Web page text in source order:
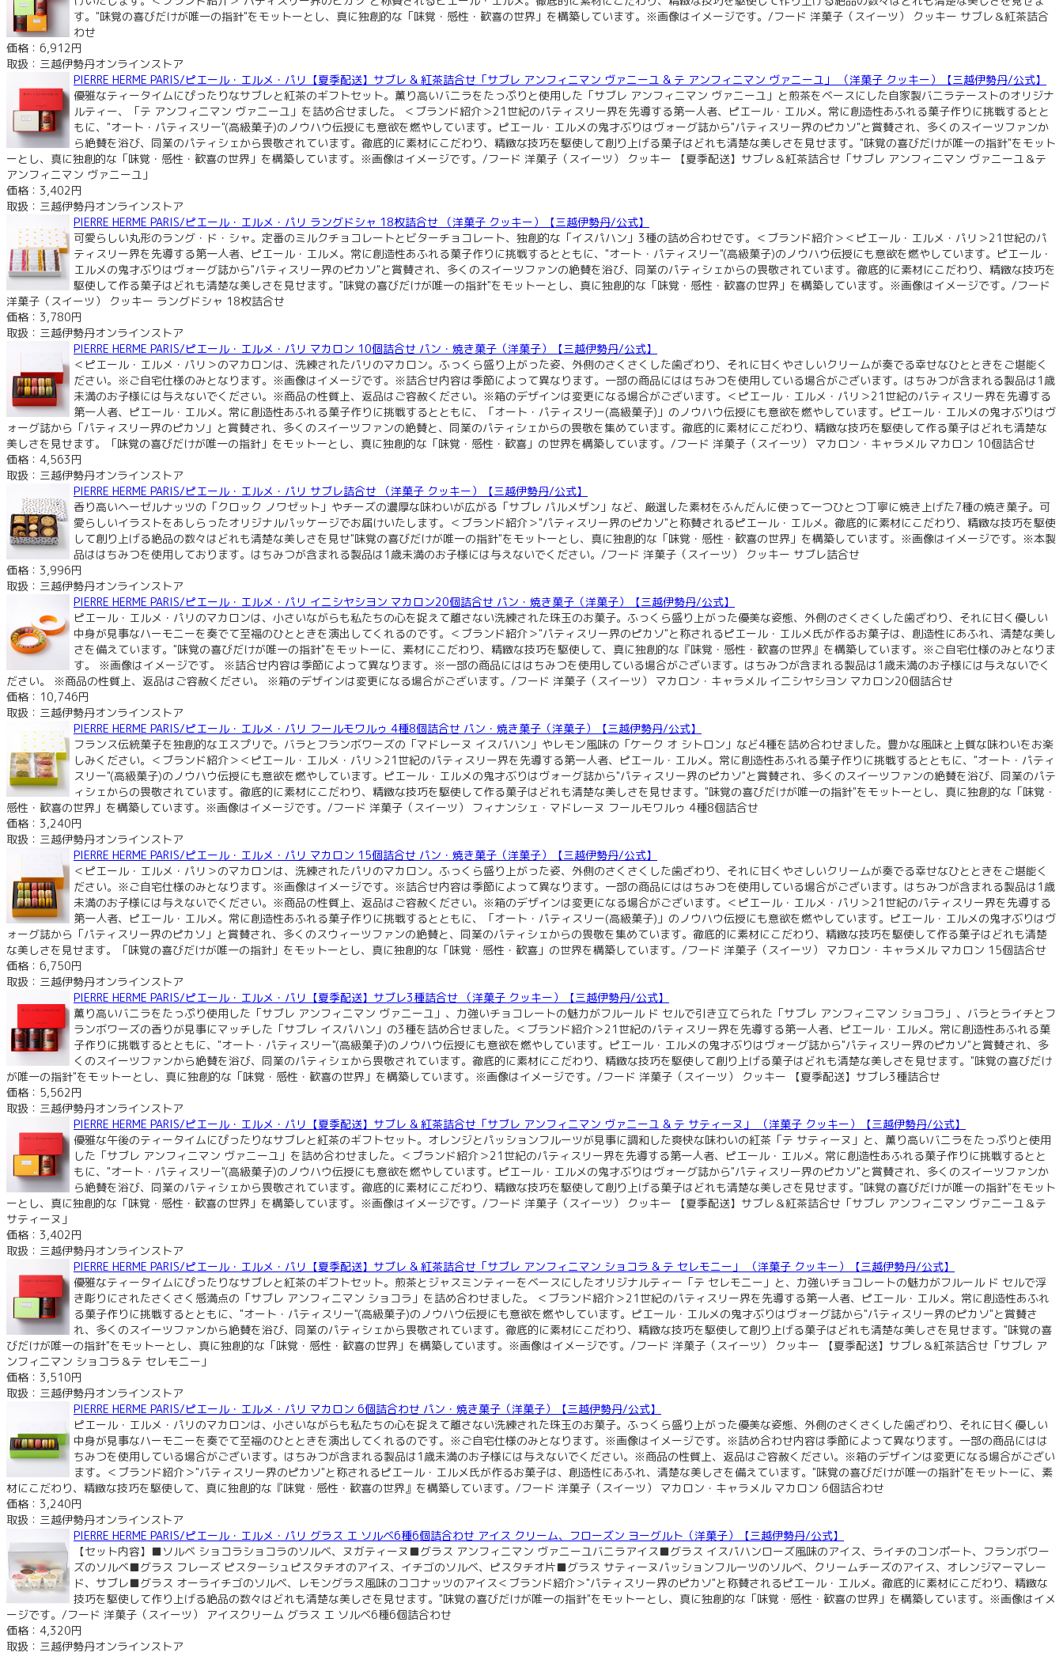
す。"味覚の喜びだけが唯一の指針"をモットーとし、真に独創的な「味覚・感性・歓喜の世界」を構築しています。※画像はイメージです。/フード 洋菓子（スイーツ） クッキー サブレ＆紅茶詰合
わせ
価格：6,912円
取扱：三越伊勢丹オンラインストア
PIERRE HERME PARIS/ピエール・エルメ・パリ【夏季配送】サブレ & 紅茶詰合せ「サブレ アンフィニマン ヴァニーユ & テ アンフィニマン ヴァニーユ」 （洋菓子 クッキー）【三越伊勢丹/公式】
優雅なティータイムにぴったりなサブレと紅茶のギフトセット。薫り高いバニラをたっぷりと使用した「サブレ アンフィニマン ヴァニーユ」と煎茶をベースにした自家製バニラテーストのオリジナ
ルティー、「テ アンフィニマン ヴァニーユ」を詰め合せました。 ＜ブランド紹介＞21世紀のパティスリー界を先導する第一人者、ピエール・エルメ。常に創造性あふれる菓子作りに挑戦するとと
もに、"オート・パティスリー"(高級菓子)のノウハウ伝授にも意欲を燃やしています。ピエール・エルメの鬼才ぶりはヴォーグ誌から"パティスリー界のピカソ"と賞賛され、多くのスイーツファンか
ら絶賛を浴び、同業のパティシェから畏敬されています。徹底的に素材にこだわり、精緻な技巧を駆使して創り上げる菓子はどれも清楚な美しさを見せます。"味覚の喜びだけが唯一の指針"をモット
ーとし、真に独創的な「味覚・感性・歓喜の世界」を構築しています。※画像はイメージです。/フード 洋菓子（スイーツ） クッキー 【夏季配送】サブレ＆紅茶詰合せ「サブレ アンフィニマン ヴァニーユ＆テ
アンフィニマン ヴァニーユ」
価格：3,402円
取扱：三越伊勢丹オンラインストア
PIERRE HERME PARIS/ピエール・エルメ・パリ ラングドシャ 18枚詰合せ （洋菓子 クッキー）【三越伊勢丹/公式】
可愛らしい丸形のラング・ド・シャ。定番のミルクチョコレートとビターチョコレート、独創的な「イスパハン」3種の詰め合わせです。＜ブランド紹介＞＜ピエール・エルメ・パリ＞21世紀のパ
ティスリー界を先導する第一人者、ピエール・エルメ。常に創造性あふれる菓子作りに挑戦するとともに、"オート・パティスリー"(高級菓子)のノウハウ伝授にも意欲を燃やしています。ピエール・
エルメの鬼才ぶりはヴォーグ誌から"パティスリー界のピカソ"と賞賛され、多くのスイーツファンの絶賛を浴び、同業のパティシェからの畏敬されています。徹底的に素材にこだわり、精緻な技巧を
駆使して作る菓子はどれも清楚な美しさを見せます。"味覚の喜びだけが唯一の指針"をモットーとし、真に独創的な「味覚・感性・歓喜の世界」を構築しています。※画像はイメージです。/フード
洋菓子（スイーツ） クッキー ラングドシャ 18枚詰合せ
価格：3,780円
取扱：三越伊勢丹オンラインストア
PIERRE HERME PARIS/ピエール・エルメ・パリ マカロン 10個詰合せ パン・焼き菓子（洋菓子）【三越伊勢丹/公式】
＜ピエール・エルメ・パリ＞のマカロンは、洗練されたパリのマカロン。ふっくら盛り上がった姿、外側のさくさくした歯ざわり、それに甘くやさしいクリームが奏でる幸せなひとときをご堪能く
ださい。※ご自宅仕様のみとなります。※画像はイメージです。※詰合せ内容は季節によって異なります。一部の商品にははちみつを使用している場合がございます。はちみつが含まれる製品は1歳
未満のお子様には与えないでください。※商品の性質上、返品はご容赦ください。※箱のデザインは変更になる場合がございます。＜ピエール・エルメ・パリ＞21世紀のパティスリー界を先導する
第一人者、ピエール・エルメ。常に創造性あふれる菓子作りに挑戦するとともに、「オート・パティスリー(高級菓子)」のノウハウ伝授にも意欲を燃やしています。ピエール・エルメの鬼才ぶりはヴ
ォーグ誌から「パティスリー界のピカソ」と賞賛され、多くのスイーツファンの絶賛と、同業のパティシェからの畏敬を集めています。徹底的に素材にこだわり、精緻な技巧を駆使して作る菓子はどれも清楚な
美しさを見せます。「味覚の喜びだけが唯一の指針」をモットーとし、真に独創的な「味覚・感性・歓喜」の世界を構築しています。/フード 洋菓子（スイーツ） マカロン・キャラメル マカロン 10個詰合せ
価格：4,563円
取扱：三越伊勢丹オンラインストア
PIERRE HERME PARIS/ピエール・エルメ・パリ サブレ詰合せ （洋菓子 クッキー）【三越伊勢丹/公式】
香り高いヘーゼルナッツの「クロック ノワゼット」やチーズの濃厚な味わいが広がる「サブレ パルメザン」など、厳選した素材をふんだんに使って一つひとつ丁寧に焼き上げた7種の焼き菓子。可
愛らしいイラストをあしらったオリジナルパッケージでお届けいたします。＜ブランド紹介＞"パティスリー界のピカソ"と称賛されるピエール・エルメ。徹底的に素材にこだわり、精緻な技巧を駆使
して創り上げる絶品の数々はどれも清楚な美しさを見せ"味覚の喜びだけが唯一の指針"をモットーとし、真に独創的な「味覚・感性・歓喜の世界」を構築しています。※画像はイメージです。※本製
品ははちみつを使用しております。はちみつが含まれる製品は1歳未満のお子様には与えないでください。/フード 洋菓子（スイーツ） クッキー サブレ詰合せ
価格：3,996円
取扱：三越伊勢丹オンラインストア
PIERRE HERME PARIS/ピエール・エルメ・パリ イニシヤシヨン マカロン20個詰合せ パン・焼き菓子（洋菓子）【三越伊勢丹/公式】
ピエール・エルメ・パリのマカロンは、小さいながらも私たちの心を捉えて離さない洗練された珠玉のお菓子。ふっくら盛り上がった優美な姿態、外側のさくさくした歯ざわり、それに甘く優しい
中身が見事なハーモニーを奏でて至福のひとときを演出してくれるのです。＜ブランド紹介＞"パティスリー界のピカソ"と称されるピエール・エルメ氏が作るお菓子は、創造性にあふれ、清楚な美し
さを備えています。"味覚の喜びだけが唯一の指針"をモットーに、素材にこだわり、精緻な技巧を駆使して、真に独創的な『味覚・感性・歓喜の世界』を構築しています。※ご自宅仕様のみとなりま
す。 ※画像はイメージです。 ※詰合せ内容は季節によって異なります。※一部の商品にははちみつを使用している場合がございます。はちみつが含まれる製品は1歳未満のお子様には与えないでく
ださい。 ※商品の性質上、返品はご容赦ください。 ※箱のデザインは変更になる場合がございます。/フード 洋菓子（スイーツ） マカロン・キャラメル イニシヤシヨン マカロン20個詰合せ
価格：10,746円
取扱：三越伊勢丹オンラインストア
PIERRE HERME PARIS/ピエール・エルメ・パリ フールモワルゥ 4種8個詰合せ パン・焼き菓子（洋菓子）【三越伊勢丹/公式】
フランス伝統菓子を独創的なエスプリで。バラとフランボワーズの「マドレーヌ イスパハン」やレモン風味の「ケーク オ シトロン」など4種を詰め合わせました。豊かな風味と上質な味わいをお楽
しみください。＜ブランド紹介＞＜ピエール・エルメ・パリ＞21世紀のパティスリー界を先導する第一人者、ピエール・エルメ。常に創造性あふれる菓子作りに挑戦するとともに、"オート・パティ
スリー"(高級菓子)のノウハウ伝授にも意欲を燃やしています。ピエール・エルメの鬼才ぶりはヴォーグ誌から"パティスリー界のピカソ"と賞賛され、多くのスイーツファンの絶賛を浴び、同業のパテ
ィシェからの畏敬されています。徹底的に素材にこだわり、精緻な技巧を駆使して作る菓子はどれも清楚な美しさを見せます。"味覚の喜びだけが唯一の指針"をモットーとし、真に独創的な「味覚・
感性・歓喜の世界」を構築しています。※画像はイメージです。/フード 洋菓子（スイーツ） フィナンシェ・マドレーヌ フールモワルゥ 4種8個詰合せ
価格：3,240円
取扱：三越伊勢丹オンラインストア
PIERRE HERME PARIS/ピエール・エルメ・パリ マカロン 15個詰合せ パン・焼き菓子（洋菓子）【三越伊勢丹/公式】
＜ピエール・エルメ・パリ＞のマカロンは、洗練されたパリのマカロン。ふっくら盛り上がった姿、外側のさくさくした歯ざわり、それに甘くやさしいクリームが奏でる幸せなひとときをご堪能く
ださい。※ご自宅仕様のみとなります。※画像はイメージです。※詰合せ内容は季節によって異なります。一部の商品にははちみつを使用している場合がございます。はちみつが含まれる製品は1歳
未満のお子様には与えないでください。※商品の性質上、返品はご容赦ください。※箱のデザインは変更になる場合がございます。＜ピエール・エルメ・パリ＞21世紀のパティスリー界を先導する
第一人者、ピエール・エルメ。常に創造性あふれる菓子作りに挑戦するとともに、「オート・パティスリー(高級菓子)」のノウハウ伝授にも意欲を燃やしています。ピエール・エルメの鬼才ぶりはヴ
ォーグ誌から「パティスリー界のピカソ」と賞賛され、多くのスウィーツファンの絶賛と、同業のパティシェからの畏敬を集めています。徹底的に素材にこだわり、精緻な技巧を駆使して作る菓子はどれも清楚
な美しさを見せます。「味覚の喜びだけが唯一の指針」をモットーとし、真に独創的な「味覚・感性・歓喜」の世界を構築しています。/フード 洋菓子（スイーツ） マカロン・キャラメル マカロン 15個詰合せ
価格：6,750円
取扱：三越伊勢丹オンラインストア
PIERRE HERME PARIS/ピエール・エルメ・パリ【夏季配送】サブレ3種詰合せ （洋菓子 クッキー）【三越伊勢丹/公式】
薫り高いバニラをたっぷり使用した「サブレ アンフィニマン ヴァニーユ」、力強いチョコレートの魅力がフルール ド セルで引き立てられた「サブレ アンフィニマン ショコラ」、バラとライチとフ
ランボワーズの香りが見事にマッチした「サブレ イスパハン」の3種を詰め合せました。＜ブランド紹介＞21世紀のパティスリー界を先導する第一人者、ピエール・エルメ。常に創造性あふれる菓
子作りに挑戦するとともに、"オート・パティスリー"(高級菓子)のノウハウ伝授にも意欲を燃やしています。ピエール・エルメの鬼才ぶりはヴォーグ誌から"パティスリー界のピカソ"と賞賛され、多
くのスイーツファンから絶賛を浴び、同業のパティシェから畏敬されています。徹底的に素材にこだわり、精緻な技巧を駆使して創り上げる菓子はどれも清楚な美しさを見せます。"味覚の喜びだけ
が唯一の指針"をモットーとし、真に独創的な「味覚・感性・歓喜の世界」を構築しています。※画像はイメージです。/フード 洋菓子（スイーツ） クッキー 【夏季配送】サブレ3種詰合せ
価格：5,562円
取扱：三越伊勢丹オンラインストア
PIERRE HERME PARIS/ピエール・エルメ・パリ【夏季配送】サブレ & 紅茶詰合せ「サブレ アンフィニマン ヴァニーユ & テ サティーヌ」 （洋菓子 クッキー）【三越伊勢丹/公式】
優雅な午後のティータイムにぴったりなサブレと紅茶のギフトセット。オレンジとパッションフルーツが見事に調和した爽快な味わいの紅茶「テ サティーヌ」と、薫り高いバニラをたっぷりと使用
した「サブレ アンフィニマン ヴァニーユ」を詰め合わせました。＜ブランド紹介＞21世紀のパティスリー界を先導する第一人者、ピエール・エルメ。常に創造性あふれる菓子作りに挑戦するとと
もに、"オート・パティスリー"(高級菓子)のノウハウ伝授にも意欲を燃やしています。ピエール・エルメの鬼才ぶりはヴォーグ誌から"パティスリー界のピカソ"と賞賛され、多くのスイーツファンか
ら絶賛を浴び、同業のパティシェから畏敬されています。徹底的に素材にこだわり、精緻な技巧を駆使して創り上げる菓子はどれも清楚な美しさを見せます。"味覚の喜びだけが唯一の指針"をモット
ーとし、真に独創的な「味覚・感性・歓喜の世界」を構築しています。※画像はイメージです。/フード 洋菓子（スイーツ） クッキー 【夏季配送】サブレ＆紅茶詰合せ「サブレ アンフィニマン ヴァニーユ＆テ
サティーヌ」
価格：3,402円
取扱：三越伊勢丹オンラインストア
PIERRE HERME PARIS/ピエール・エルメ・パリ【夏季配送】サブレ & 紅茶詰合せ「サブレ アンフィニマン ショコラ & テ セレモニー」 （洋菓子 クッキー）【三越伊勢丹/公式】
優雅なティータイムにぴったりなサブレと紅茶のギフトセット。煎茶とジャスミンティーをベースにしたオリジナルティー「テ セレモニー」と、力強いチョコレートの魅力がフルール ド セルで浮
き彫りにされたさくさく感満点の「サブレ アンフィニマン ショコラ」を詰め合わせました。 ＜ブランド紹介＞21世紀のパティスリー界を先導する第一人者、ピエール・エルメ。常に創造性あふれ
る菓子作りに挑戦するとともに、"オート・パティスリー"(高級菓子)のノウハウ伝授にも意欲を燃やしています。ピエール・エルメの鬼才ぶりはヴォーグ誌から"パティスリー界のピカソ"と賞賛さ
れ、多くのスイーツファンから絶賛を浴び、同業のパティシェから畏敬されています。徹底的に素材にこだわり、精緻な技巧を駆使して創り上げる菓子はどれも清楚な美しさを見せます。"味覚の喜
びだけが唯一の指針"をモットーとし、真に独創的な「味覚・感性・歓喜の世界」を構築しています。※画像はイメージです。/フード 洋菓子（スイーツ） クッキー 【夏季配送】サブレ＆紅茶詰合せ「サブレ ア
ンフィニマン ショコラ＆テ セレモニー」
価格：3,510円
取扱：三越伊勢丹オンラインストア
PIERRE HERME PARIS/ピエール・エルメ・パリ マカロン 6個詰合わせ パン・焼き菓子（洋菓子）【三越伊勢丹/公式】
ピエール・エルメ・パリのマカロンは、小さいながらも私たちの心を捉えて離さない洗練された珠玉のお菓子。ふっくら盛り上がった優美な姿態、外側のさくさくした歯ざわり、それに甘く優しい
中身が見事なハーモニーを奏でて至福のひとときを演出してくれるのです。※ご自宅仕様のみとなります。※画像はイメージです。※詰め合わせ内容は季節によって異なります。一部の商品にはは
ちみつを使用している場合がございます。はちみつが含まれる製品は1歳未満のお子様には与えないでください。※商品の性質上、返品はご容赦ください。※箱のデザインは変更になる場合がござい
ます。＜ブランド紹介＞"パティスリー界のピカソ"と称されるピエール・エルメ氏が作るお菓子は、創造性にあふれ、清楚な美しさを備えています。"味覚の喜びだけが唯一の指針"をモットーに、素
材にこだわり、精緻な技巧を駆使して、真に独創的な『味覚・感性・歓喜の世界』を構築しています。/フード 洋菓子（スイーツ） マカロン・キャラメル マカロン 6個詰合わせ
価格：3,240円
取扱：三越伊勢丹オンラインストア
PIERRE HERME PARIS/ピエール・エルメ・パリ グラス エ ソルベ6種6個詰合わせ アイス クリーム、フローズン ヨーグルト（洋菓子）【三越伊勢丹/公式】
【セット内容】■ソルベ ショコラショコラのソルベ、ヌガティーヌ■グラス アンフィニマン ヴァニーユバニラアイス■グラス イスパハンローズ風味のアイス、ライチのコンポート、フランボワー
ズのソルベ■グラス フレーズ ピスターシュピスタチオのアイス、イチゴのソルベ、ピスタチオ片■グラス サティーヌパッションフルーツのソルベ、クリームチーズのアイス、オレンジマーマレー
ド、サブレ■グラス オーライチゴのソルベ、レモングラス風味のココナッツのアイス＜ブランド紹介＞"パティスリー界のピカソ"と称賛されるピエール・エルメ。徹底的に素材にこだわり、精緻な
技巧を駆使して作り上げる絶品の数々はどれも清楚な美しさを見せます。"味覚の喜びだけが唯一の指針"をモットーとし、真に独創的な「味覚・感性・歓喜の世界」を構築しています。※画像はイメ
ージです。/フード 洋菓子（スイーツ） アイスクリーム グラス エ ソルベ6種6個詰合わせ
価格：4,320円
取扱：三越伊勢丹オンラインストア